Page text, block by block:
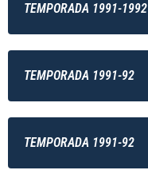
TEMPORADA 1991-1992
TEMPORADA 1991-92
TEMPORADA 1991-92